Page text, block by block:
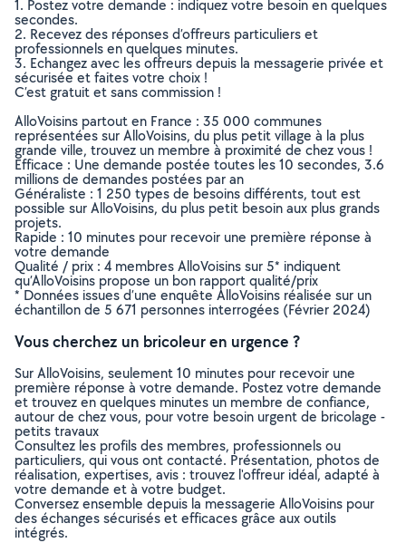
1. Postez votre demande : indiquez votre besoin en quelques
secondes.
2. Recevez des réponses d’offreurs particuliers et
professionnels en quelques minutes.
3. Echangez avec les offreurs depuis la messagerie privée et
sécurisée et faites votre choix !
C’est gratuit et sans commission !
AlloVoisins partout en France : 35 000 communes
représentées sur AlloVoisins, du plus petit village à la plus
grande ville, trouvez un membre à proximité de chez vous !
Efficace : Une demande postée toutes les 10 secondes, 3.6
millions de demandes postées par an
Généraliste : 1 250 types de besoins différents, tout est
possible sur AlloVoisins, du plus petit besoin aux plus grands
projets.
Rapide : 10 minutes pour recevoir une première réponse à
votre demande
Qualité / prix : 4 membres AlloVoisins sur 5* indiquent
qu’AlloVoisins propose un bon rapport qualité/prix
* Données issues d’une enquête AlloVoisins réalisée sur un
échantillon de 5 671 personnes interrogées (Février 2024)
Vous cherchez un bricoleur en urgence ?
Sur AlloVoisins, seulement 10 minutes pour recevoir une
première réponse à votre demande. Postez votre demande
et trouvez en quelques minutes un membre de confiance,
autour de chez vous, pour votre besoin urgent de bricolage -
petits travaux
Consultez les profils des membres, professionnels ou
particuliers, qui vous ont contacté. Présentation, photos de
réalisation, expertises, avis : trouvez l'offreur idéal, adapté à
votre demande et à votre budget.
Conversez ensemble depuis la messagerie AlloVoisins pour
des échanges sécurisés et efficaces grâce aux outils
intégrés.